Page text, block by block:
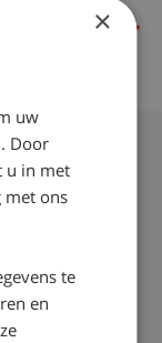
bij Drost
×
uw
Door
u in met
met ons
te
en